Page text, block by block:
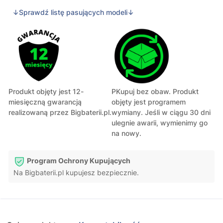
↓Sprawdź listę pasujących modeli↓
Produkt objęty jest 12-
miesięczną gwarancją
realizowaną przez Bigbaterii.pl.
PKupuj bez obaw. Produkt
objęty jest programem
wymiany. Jeśli w ciągu 30 dni
ulegnie awarii, wymienimy go
na nowy.
Program Ochrony Kupujących
Na Bigbaterii.pl kupujesz bezpiecznie.